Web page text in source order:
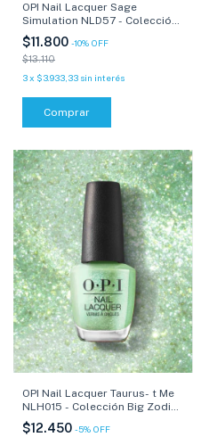
OPI Nail Lacquer Sage
Simulation NLD57 - Colección
Xbox - 15 ml
$11.800 -10% OFF
$13.110
3x $3.933,33 sin interés
Comprar
OPI Nail Lacquer Taurus- t Me
NLH015 - Colección Big Zodiac
Energy - 15 ml
$12.450 -5% OFF